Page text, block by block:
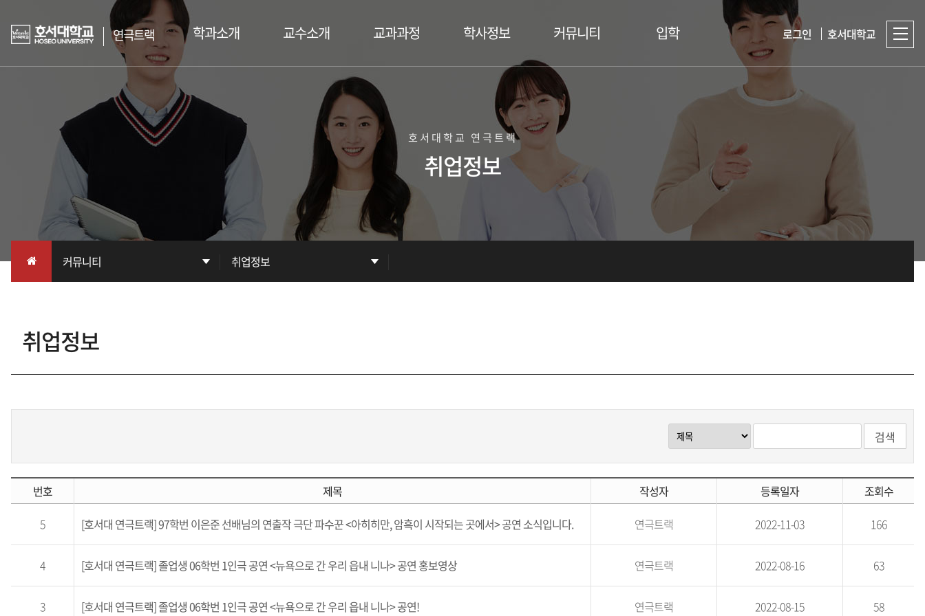
연극트랙
능력있는 공연 예술인을 육성하는
학과소개
학과소개
진로/자격증
학과 수상내역
학과사무실
공연연보
시설소개
학과 및 비교과 활동
교수소개
교수진 소개
교과과정
교육목표 및 진로
전공역량
대표교과목
교육과정
학사정보
장학안내
졸업안내
학사일정
커뮤니티
공지사항
언론보도
학생회
홍보동영상
졸업생 한마디
입학 로그인 호서대학교
호서대학교 연극트랙
취업정보
커뮤니티
학생회
동아리
Q&A
홍보동영상
취업정보
취업정보
검색
번호 제목 작성자 등록일자
조회수
5
[호서대 연극트랙] 97학번 이은준 선배님의 연출작 극단 파수꾼 <아히히만, 암흑이 시작되는 곳에서> 공연 소식입니다. 연극트랙 2022-11-03 166
4 [호서대 연극트랙] 졸업생 06학번 1인극 공연 <뉴욕으로 간 우리 읍내 니나> 공연 홍보영상 연극트랙 2022-08-16 63
3 [호서대 연극트랙] 졸업생 06학번 1인극 공연 <뉴욕으로 간 우리 읍내 니나> 공연! 연극트랙 2022-08-15 58